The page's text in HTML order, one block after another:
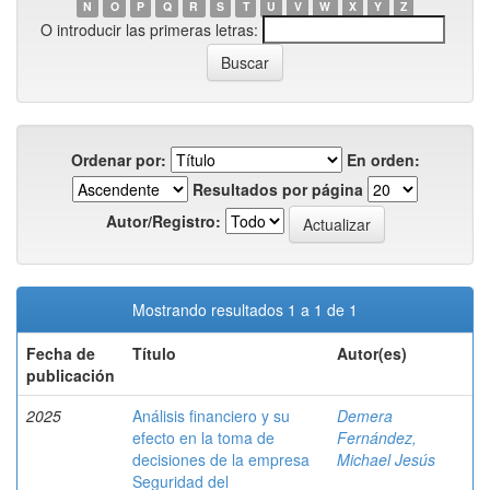
N
O P Q R S T U V W X Y Z
O introducir las primeras letras:
Ordenar por:
En orden:
Resultados por página
Autor/Registro:
Mostrando resultados 1 a 1 de 1
Fecha de
publicación
Título Autor(es)
2025
Análisis financiero y su
efecto en la toma de
decisiones de la empresa
Seguridad del
Demera
Fernández,
Michael Jesús